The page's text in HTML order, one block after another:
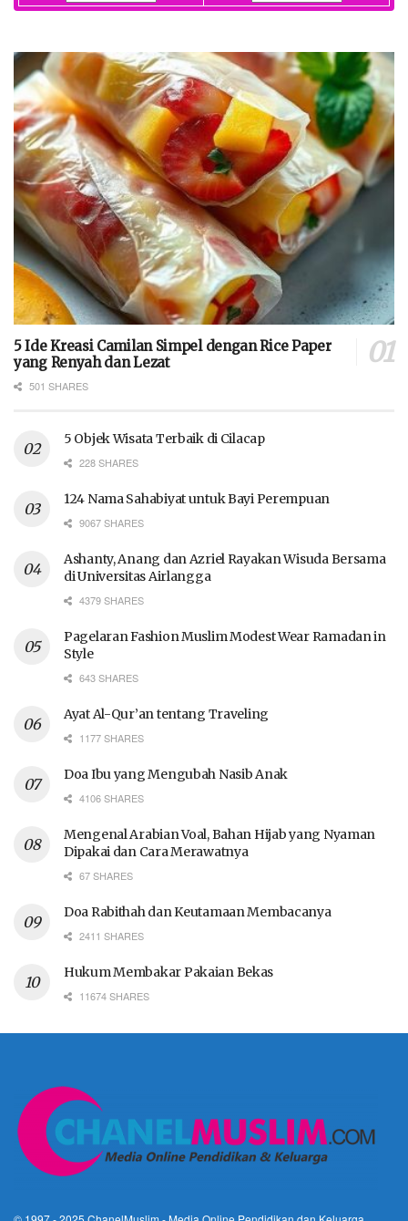
5 Ide Kreasi Camilan Simpel dengan Rice Paper
yang Renyah dan Lezat
501 SHARES
5 Objek Wisata Terbaik di Cilacap
228 SHARES
124 Nama Sahabiyat untuk Bayi Perempuan
9067 SHARES
Ashanty, Anang dan Azriel Rayakan Wisuda Bersama
di Universitas Airlangga
4379 SHARES
Pagelaran Fashion Muslim Modest Wear Ramadan in
Style
643 SHARES
Ayat Al-Qur’an tentang Traveling
1177 SHARES
Doa Ibu yang Mengubah Nasib Anak
4106 SHARES
Mengenal Arabian Voal, Bahan Hijab yang Nyaman
Dipakai dan Cara Merawatnya
67 SHARES
Doa Rabithah dan Keutamaan Membacanya
2411 SHARES
Hukum Membakar Pakaian Bekas
11674 SHARES